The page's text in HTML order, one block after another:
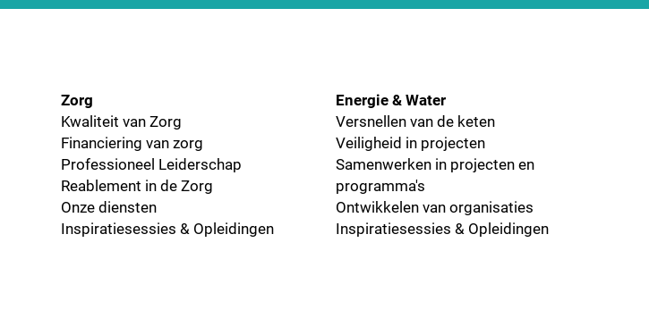
Zorg
Kwaliteit van Zorg
Financiering van zorg
Professioneel Leiderschap
Reablement in de Zorg
Onze diensten
Inspiratiesessies & Opleidingen
Energie & Water
Versnellen van de keten
Veiligheid in projecten
Samenwerken in projecten en
programma's
Ontwikkelen van organisaties
Inspiratiesessies & Opleidingen